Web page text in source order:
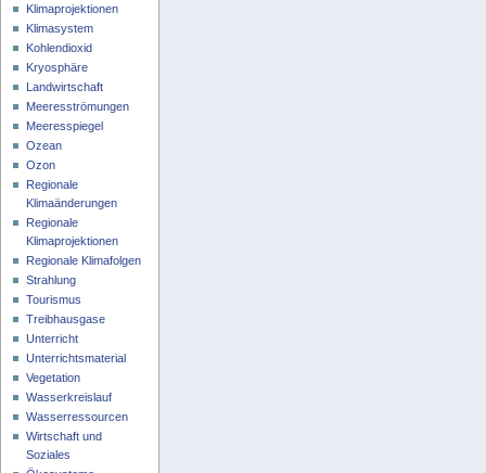
Klimaprojektionen
Klimasystem
Kohlendioxid
Kryosphäre
Landwirtschaft
Meeresströmungen
Meeresspiegel
Ozean
Ozon
Regionale
Klimaänderungen
Regionale
Klimaprojektionen
Regionale Klimafolgen
Strahlung
Tourismus
Treibhausgase
Unterricht
Unterrichtsmaterial
Vegetation
Wasserkreislauf
Wasserressourcen
Wirtschaft und
Soziales